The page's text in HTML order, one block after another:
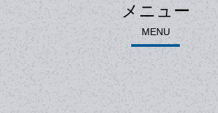
メニュー
MENU